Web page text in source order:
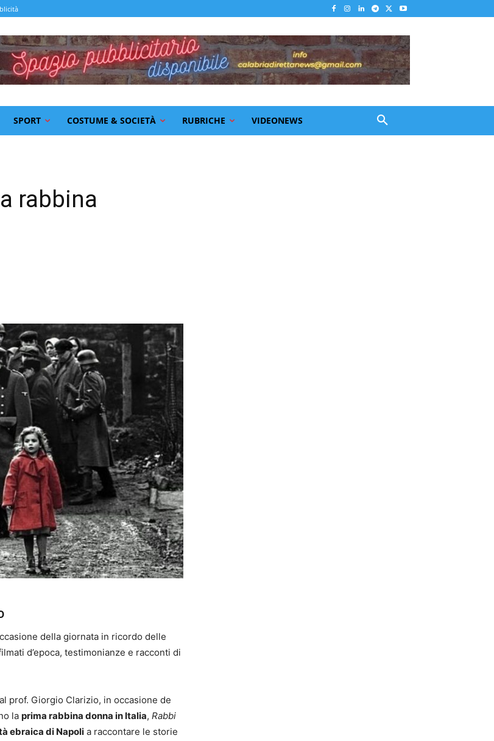
SPORT COSTUME & SOCIETÀ RUBRICHE VIDEONEWS
rabbina
della giornata in ricordo delle
d’epoca, testimonianze e racconti di
prof. Giorgio Clarizio, in occasione de
la prima rabbina donna in Italia, Rabbi
ebraica di Napoli a raccontare le storie